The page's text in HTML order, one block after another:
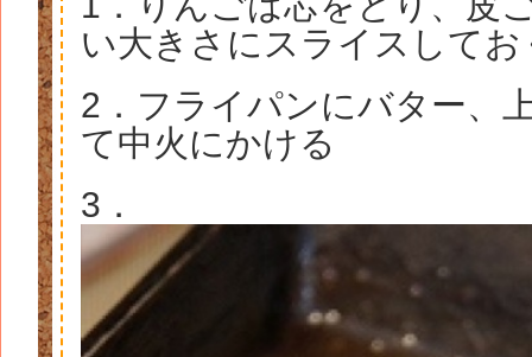
い大きさにスライスしてお
2．フライパンにバター、
て中火にかける
3．